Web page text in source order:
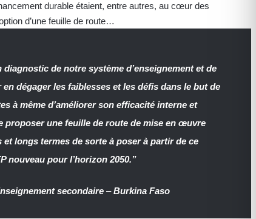
durable étaient, entre autres, au cœur des
d’une feuille de route…
de notre système d’enseignement et de
dégager les faiblesses et les défis dans le but de
à même d’améliorer son efficacité interne et
proposer une feuille de route de mise en œuvre
longs termes de sorte à poser à partir de ce
nouveau pour l’horizon 2050.”
secondaire –Burkina Faso